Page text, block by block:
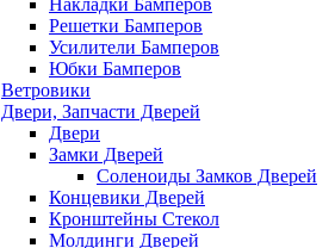
Накладки Бамперов
Решетки Бамперов
Усилители Бамперов
Юбки Бамперов
Ветровики
Двери, Запчасти Дверей
Двери
Замки Дверей
Соленоиды Замков Дверей
Концевики Дверей
Кронштейны Стекол
Молдинги Дверей